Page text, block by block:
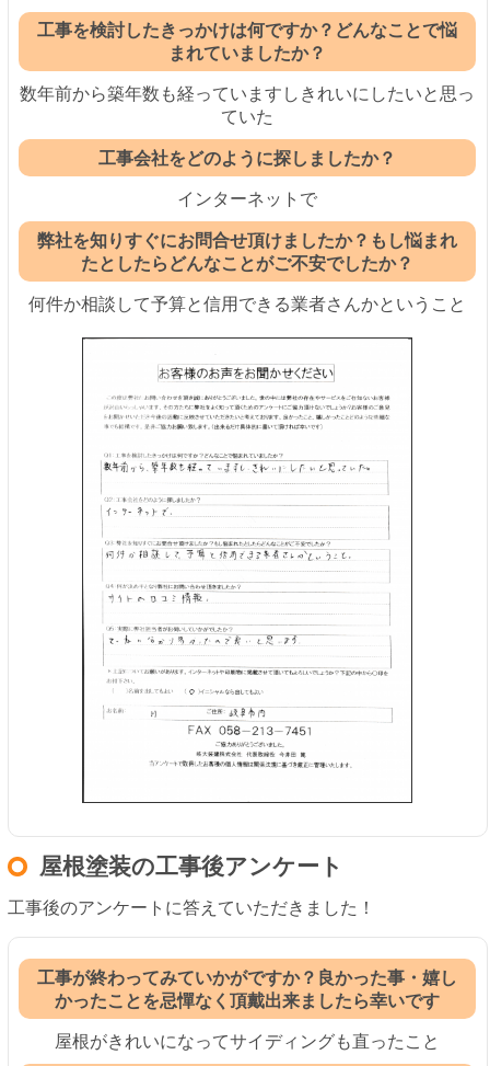
工事を検討したきっかけは何ですか？どんなことで悩
まれていましたか？
数年前から築年数も経っていますしきれいにしたいと思っ
ていた
工事会社をどのように探しましたか？
インターネットで
弊社を知りすぐにお問合せ頂けましたか？もし悩まれ
たとしたらどんなことがご不安でしたか？
何件か相談して予算と信用できる業者さんかということ
屋根塗装の工事後アンケート
工事後のアンケートに答えていただきました！
工事が終わってみていかがですか？良かった事・嬉し
かったことを忌憚なく頂戴出来ましたら幸いです
屋根がきれいになってサイディングも直ったこと